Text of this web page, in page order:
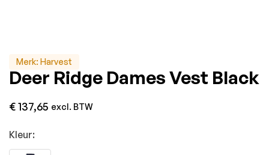
Merk: Harvest
Deer Ridge Dames Vest Black
€137,65 excl. BTW
Kleur: